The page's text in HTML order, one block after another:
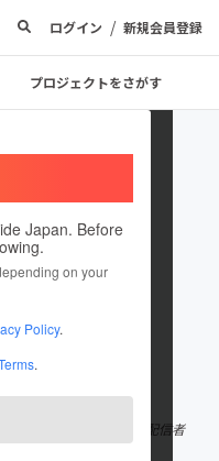
ログイン / 新規会員登録
プロジェクトをさがす
Japan. Before
on your
Policy.
.
ています
ーとの心の距離感近め配信者